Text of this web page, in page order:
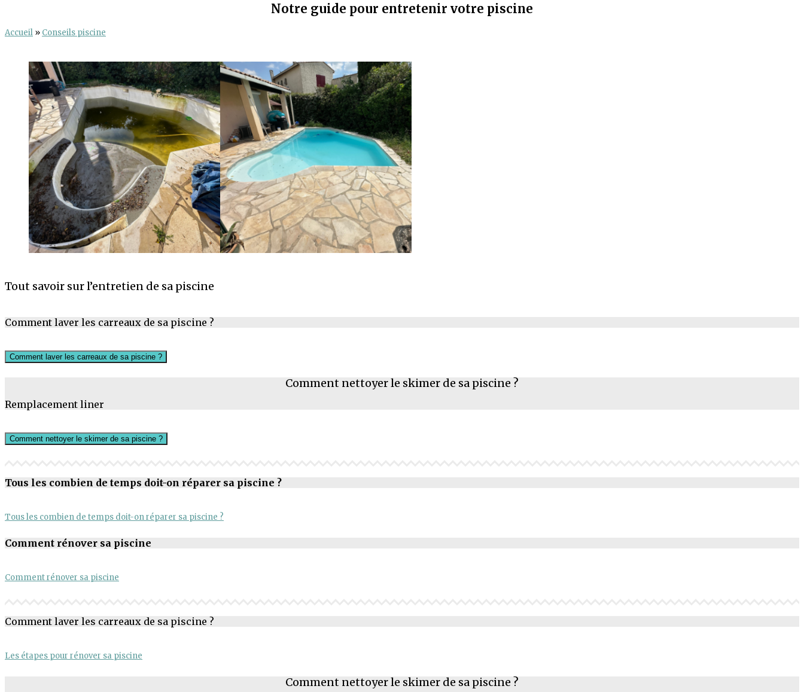
Notre guide pour entretenir votre piscine
Accueil » Conseils piscine
Tout savoir sur l’entretien de sa piscine
Comment laver les carreaux de sa piscine ?
Comment laver les carreaux de sa piscine ?
Comment nettoyer le skimer de sa piscine ?
Remplacement liner
Comment nettoyer le skimer de sa piscine ?
Tous les combien de temps doit-on réparer sa piscine ?
Tous les combien de temps doit-on réparer sa piscine ?
Comment rénover sa piscine
Comment rénover sa piscine
Comment laver les carreaux de sa piscine ?
Les étapes pour rénover sa piscine
Comment nettoyer le skimer de sa piscine ?